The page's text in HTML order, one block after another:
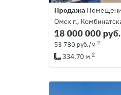
Продажа
Омск г.,
18 000 000 руб.
53 780 руб./м 2
334.70 м 2